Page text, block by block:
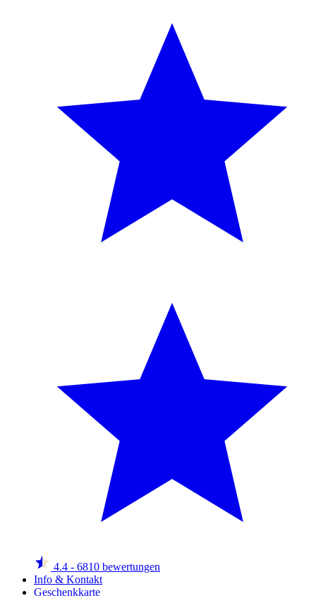
4.4 - 6810 bewertungen
Info & Kontakt
Geschenkkarte